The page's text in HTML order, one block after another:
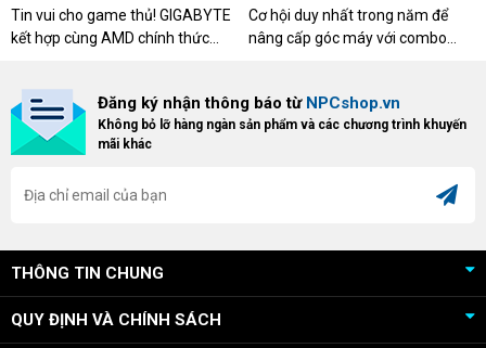
DESERT CÙNG GIGABYTE &
AMD
Tin vui cho game thủ! GIGABYTE
kết hợp cùng AMD chính thức
khách hàng sở hữu VGA Radeon
RX 9070 / RX 9070 XT.
CƠ XỊN
Cơ hội duy nhất trong năm để
nâng cấp góc máy với combo
dòng ghế Gaming cao cấp nhất,
bạn sẽ nhận ngay quà tặng trị giá
Đăng ký nhận thông báo từ NPCshop.vn
Không bỏ lỡ hàng ngàn sản phẩm và các chương trình khuyến
mãi khác
THÔNG TIN CHUNG
QUY ĐỊNH VÀ CHÍNH SÁCH